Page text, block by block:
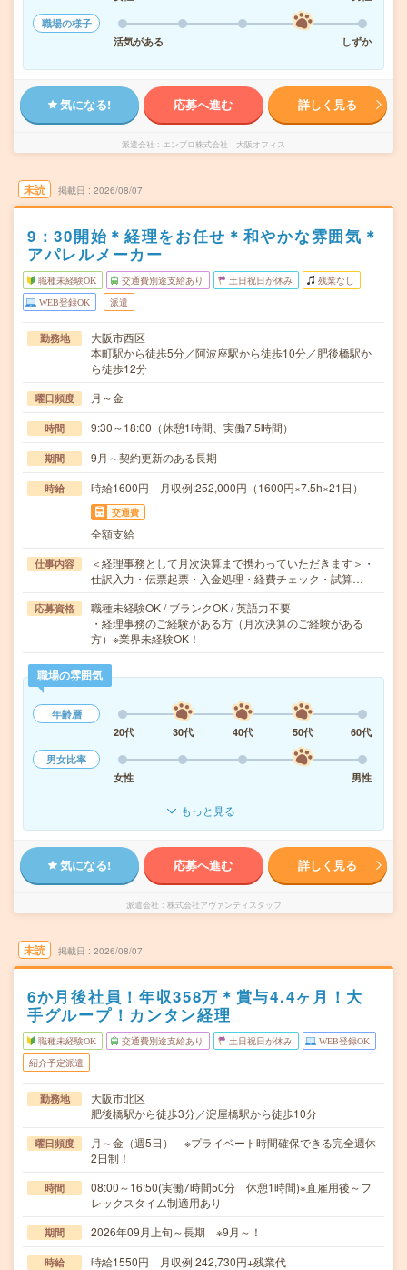
職場の様子
活気がある
しずか
気になる! 応募へ進む 詳しく見る
派遣会社 エンプロ株式会社 大阪オフィス
未読 掲載日 2026/08/07
9：30開始＊経理をお任せ＊和やかな雰囲気＊
アパレルメーカー
職種未経験OK 交通費別途支給あり 土日祝日が休み 残業なし
WEB登録OK 派遣
勤務地
大阪市西区
本町駅から徒歩5分／阿波座駅から徒歩10分／肥後橋駅か
ら徒歩12分
曜日頻度 月～金
時間 9:30～18:00（休憩1時間、実働7.5時間）
期間 9月～契約更新のある長期
時給 時給1600円 月収例:252,000円（1600円×7.5h×21日）
交通費
全額支給
仕事内容
＜経理事務として月次決算まで携わっていただきます＞・
仕訳入力・伝票起票・入金処理・経費チェック・試算…
応募資格
職種未経験OK / ブランクOK / 英語力不要
・経理事務のご経験がある方（月次決算のご経験がある
方）※業界未経験OK！
職場の雰囲気
年齢層
20代
30代 40代 50代
60代
男女比率
女性
男性
もっと見る
気になる! 応募へ進む 詳しく見る
派遣会社 株式会社アヴァンティスタッフ
未読 掲載日 2026/08/07
6か月後社員！年収358万＊賞与4.4ヶ月！大
手グループ！カンタン経理
職種未経験OK 交通費別途支給あり 土日祝日が休み WEB登録OK
紹介予定派遣
勤務地
大阪市北区
肥後橋駅から徒歩3分／淀屋橋駅から徒歩10分
曜日頻度
月～金（週5日） ※プライベート時間確保できる完全週休
2日制！
時間
08:00～16:50(実働7時間50分 休憩1時間)※直雇用後～フ
レックスタイム制適用あり
期間 2026年09月上旬～長期 ※9月～！
時給 時給1550円 月収例 242,730円+残業代